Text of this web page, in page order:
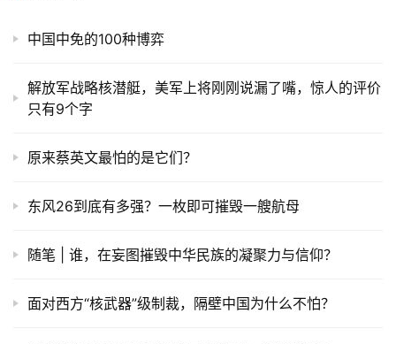
中国中免的100种博弈
解放军战略核潜艇，美军上将刚刚说漏了嘴，惊人的评价
只有9个字
原来蔡英文最怕的是它们？
东风26到底有多强？一枚即可摧毁一艘航母
随笔 | 谁，在妄图摧毁中华民族的凝聚力与信仰？
面对西方“核武器”级制裁，隔壁中国为什么不怕？